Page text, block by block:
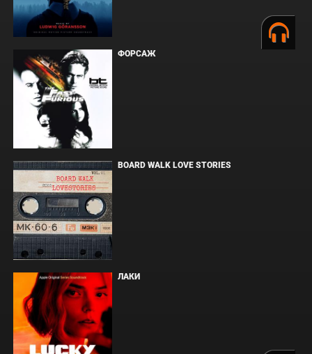
ФОРСАЖ
BOARD WALK LOVE STORIES
ЛАКИ